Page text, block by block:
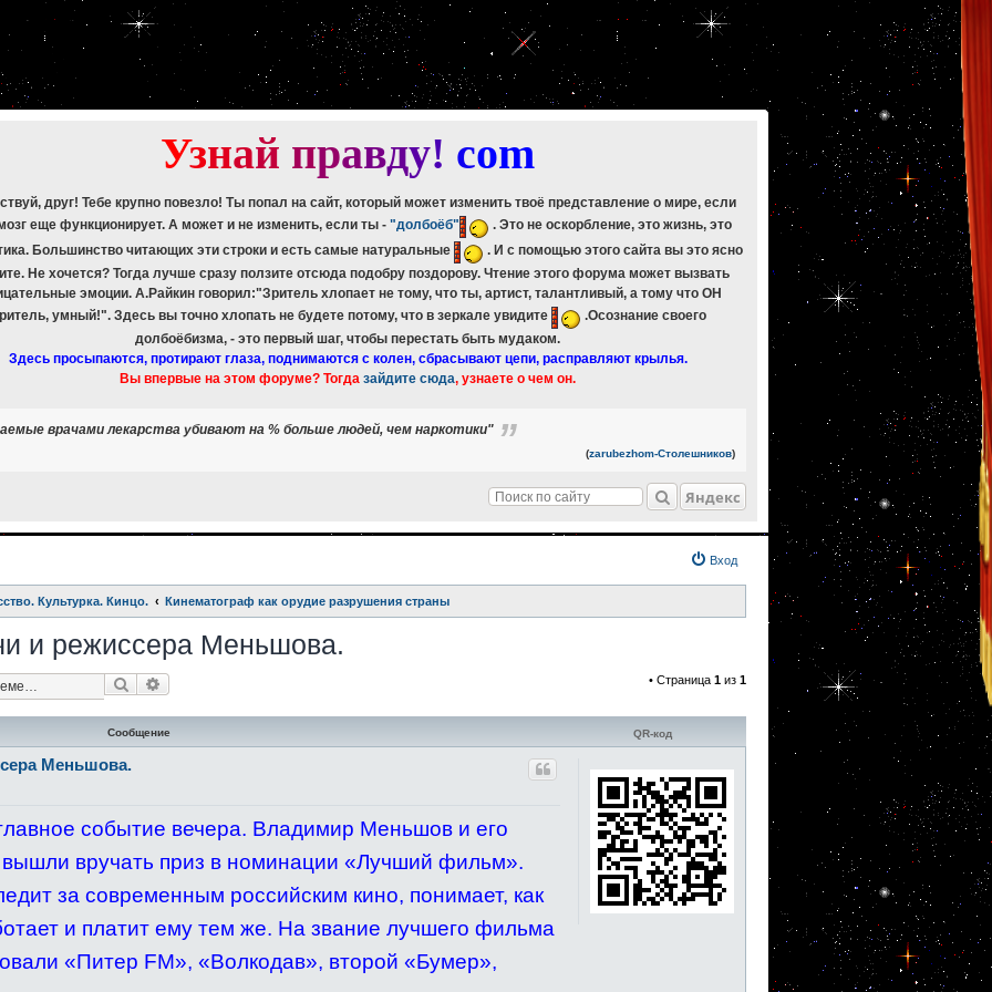
Couldn't fetch mysqli_result
Couldn't fetch mysqli_result
Couldn't fetch mysqli_result
Couldn't fetch mysqli_result
Couldn't fetch mysqli_result
Couldn't fetch mysqli_result
Couldn't fetch mysqli_result
Couldn't fetch mysqli_result
Узнай правду! com
друг! Тебе крупно повезло! Ты попал на сайт, который может изменить твоё представление о мире, если
еще функционирует. А может и не изменить, если ты - "долбоёб"
. Это не оскорбление, это жизнь, это
Большинство читающих эти строки и есть самые натуральные
. И с помощью этого сайта вы это ясно
Не хочется? Тогда лучше сразу ползите отсюда подобру поздорову. Чтение этого форума может вызвать
эмоции. А.Райкин говорил:"Зритель хлопает не тому, что ты, артист, талантливый, а тому что ОН
умный!". Здесь вы точно хлопать не будете потому, что в зеркале увидите
.Осознание своего
долбоёбизма, - это первый шаг, чтобы перестать быть мудаком.
Здесь просыпаются, протирают глаза, поднимаются с колен, сбрасывают цепи, расправляют крылья.
Вы впервые на этом форуме? Тогда зайдите сюда, узнаете о чем он.
врачами лекарства убивают на % больше людей, чем наркотики"
(zarubezhom-Столешников)
Яндекс
Вход
Культурка. Кинцо. Кинематограф как орудие разрушения страны
и режиссера Меньшова.
Поиск • Страница 1 из 1
Сообщение QR-код
Меньшова.
событие вечера. Владимир Меньшов и его
вручать приз в номинации «Лучший фильм».
за современным российским кино, понимает, как
и платит ему тем же. На звание лучшего фильма
«Питер FM», «Волкодав», второй «Бумер»,